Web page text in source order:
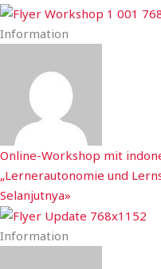
Information
Online-Workshop mit
„Lernerautonomie und
Selanjutnya»
Information